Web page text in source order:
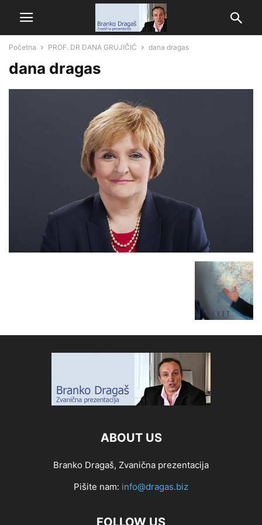
Početna PROF. DR DANA GRUJIČIĆ dana dragas
dana dragas
ABOUT US
Branko Dragaš, Zvanična prezentacija
Pišite nam: info@dragas.biz
FOLLOW US